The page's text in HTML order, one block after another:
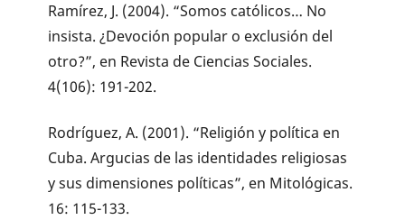
Ramírez, J. (2004). “Somos católicos… No
insista. ¿Devoción popular o exclusión del
otro?”, en Revista de Ciencias Sociales.
4(106): 191-202.
Rodríguez, A. (2001). “Religión y política en
Cuba. Argucias de las identidades religiosas
y sus dimensiones políticas”, en Mitológicas.
16: 115-133.